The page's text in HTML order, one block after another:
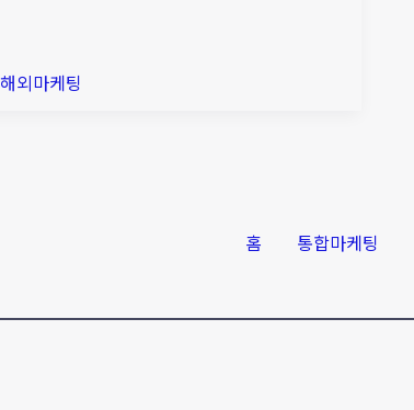
해외마케팅
홈 통합마케팅